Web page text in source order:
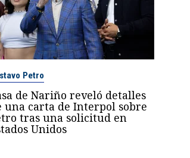
Petro
de Nariño reveló detalles
una carta de Interpol sobre
tras una solicitud en
Unidos